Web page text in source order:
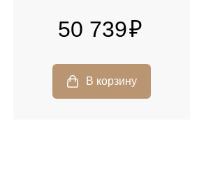
50 739